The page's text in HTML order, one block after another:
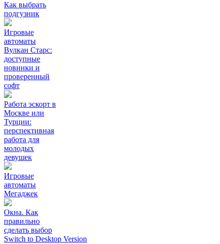
Как выбрать
подгузник
Игровые
автоматы
Вулкан Старс:
доступные
новинки и
проверенный
софт
Работа эскорт в
Москве или
Турции:
перспективная
работа для
молодых
девушек
Игровые
автоматы
Мегаджек
Окна. Как
правильно
сделать выбор
Switch to Desktop Version